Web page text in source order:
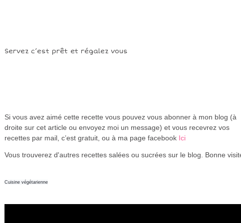
Servez c’est prêt et régalez vous
Si vous avez aimé cette recette vous pouvez vous abonner à mon blog (à
droite sur cet article ou envoyez moi un message) et vous recevrez vos
recettes par mail, c’est gratuit , ou à ma page facebook Ici
Vous trouverez d'autres recettes salées ou sucrées sur le blog. Bonne
Cuisine végétarienne